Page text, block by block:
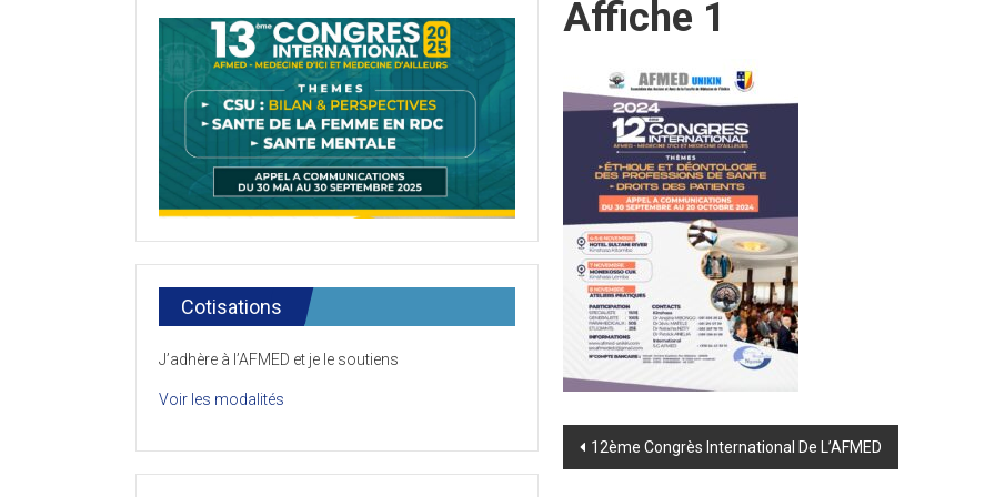
Affiche 1
Post
12ème Congrès International De L’AFMED
Cotisations
J’adhère à l’AFMED et je le soutiens
Voir les modalités